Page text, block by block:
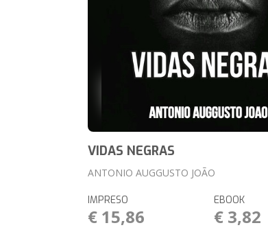
VIDAS NEGRAS
ANTONIO AUGGUSTO JOÃO
IMPRESO
€ 15,86
EBOOK
€ 3,82